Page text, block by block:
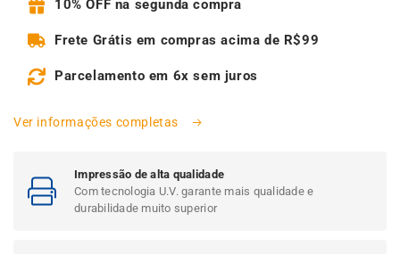
Pessoas
Pessoas
10% OFF na segunda compra
Frete Grátis em compras acima de R$99
Parcelamento em 6x sem juros
Ver informações completas
Impressão de alta qualidade
Com tecnologia U.V. garante mais qualidade e
durabilidade muito superior